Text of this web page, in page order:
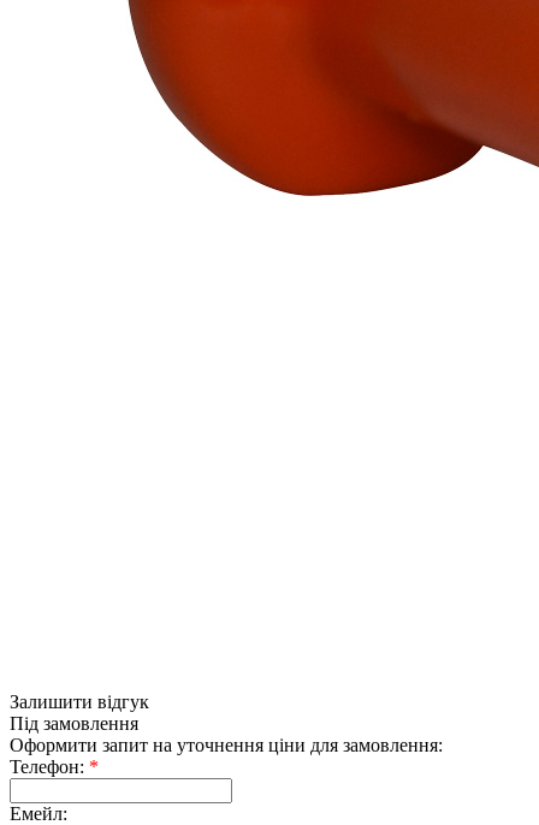
Залишити відгук
Під замовлення
Оформити запит на уточнення ціни для замовлення:
Телефон: *
Емейл: